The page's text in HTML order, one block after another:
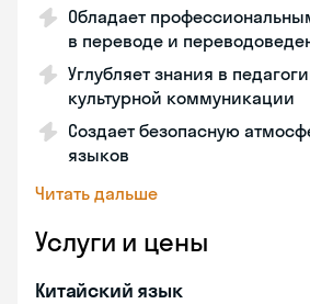
Обладает
в переводе и
Углубляет знания в
культурной коммуникации
Создает безопасную
языков
Читать дальше
Услуги и цены
Китайский язык